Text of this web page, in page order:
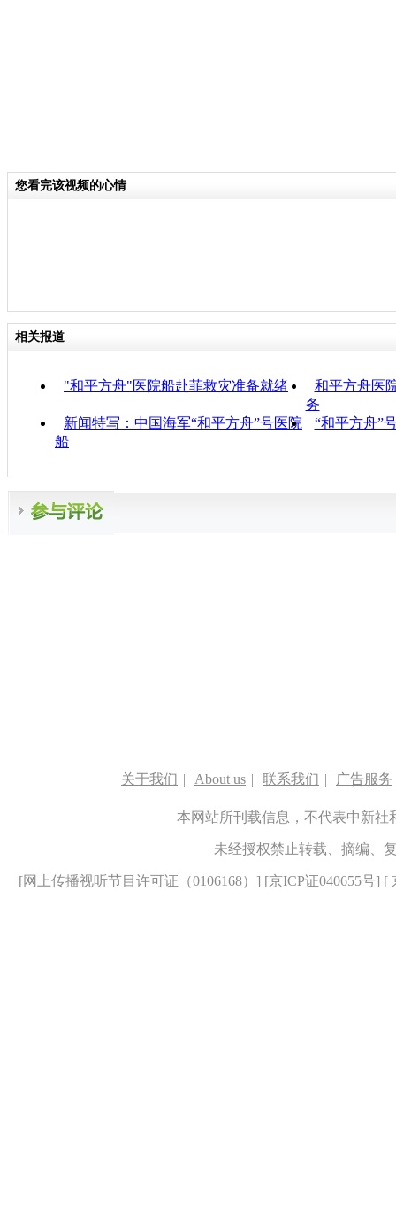
您看完该视频的心情
相关报道
"和平方舟"医院船赴菲救灾准备就绪
和平方舟医
务
新闻特写：中国海军“和平方舟”号医院
船
“和平方舟”
关于我们 | About us | 联系我们 | 广告服务
本网站所刊载信息，不代表中新
未经授权禁止转载、摘编、
[网上传播视听节目许可证（0106168） ] [京ICP证040655号] [